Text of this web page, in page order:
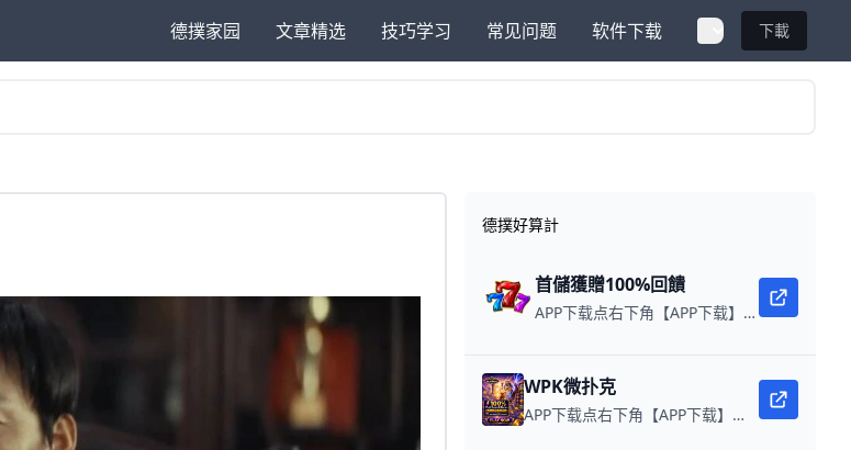
德撲家园 文章精选 技巧学习 常见问题 软件下载 下載
德撲好算計
首儲獲贈100%回饋
APP下载点右下角【APP下载】联系客服 每日更新可用链接 每日保底獎池10,000美金
WPK微扑克
APP下载点右下角【APP下载】联系客服 每日更新可用链接 微扑克 WPK真人在线约局，wepoker德州约局，加微信客服上下分，领WPK钻石。